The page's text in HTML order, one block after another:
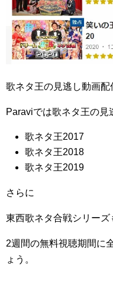
歌ネタ王の見逃し動画配
Paraviでは歌ネタ王の見
歌ネタ王2017
歌ネタ王2018
歌ネタ王2019
さらに
東西歌ネタ合戦シリーズ
2週間の無料視聴期間に
ょう。